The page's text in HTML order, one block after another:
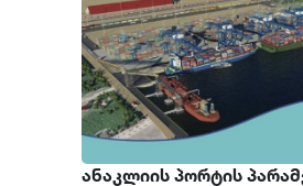
ანაკლიის პორტის